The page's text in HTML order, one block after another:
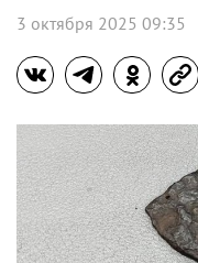
3 октября 2025 09:35